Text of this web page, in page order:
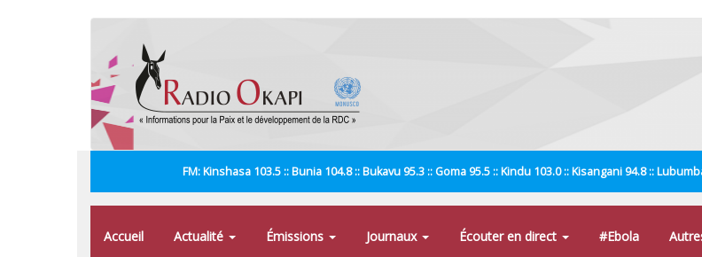
FM: Kinshasa 103.5 :: Bunia 104.8 :: Bukavu 95.3 :: Goma 95.5 :: Kindu 103.0 :: Kisangani 94.8 ::
Accueil Actualité Émissions Journaux Écouter en direct #Ebola